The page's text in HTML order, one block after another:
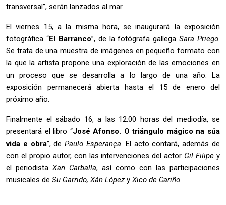
transversal”, serán lanzados al mar.
El viernes 15, a la misma hora, se inaugurará la exposición
fotográfica “El Barranco”, de la fotógrafa gallega Sara Priego
Se trata de una muestra de imágenes en pequeño formato con
la que la artista propone una exploración de las emociones en
un proceso que se desarrolla a lo largo de una año. La
exposición permanecerá abierta hasta el 15 de enero del
próximo año.
Finalmente el sábado 16, a las 12:00 horas del mediodía, se
presentará el libro “José Afonso. O triángulo mágico na súa
vida e obra”, dePaulo Esperança . El acto contará, además de
con el propio autor, con las intervenciones del actor Gil Filipey
el periodista Xan Carballa, así como con las participaciones
musicales de Su Garrido, Xán López y Xico de Cariño.